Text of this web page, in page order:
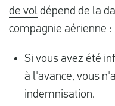
de vol dépend de la
compagnie aérienne :
Si vous avez été
à l'avance, vous
indemnisation.